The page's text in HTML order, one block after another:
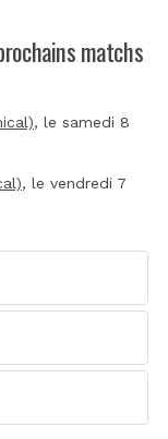
matchs
, le samedi 8
, le vendredi 7